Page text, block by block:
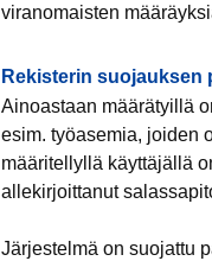
viranomaisten
Rekisterin suojauksen
Ainoastaan määrätyillä
esim. työasemia, joiden
määritellyllä käyttäjällä
allekirjoittanut
Järjestelmä on suojattu